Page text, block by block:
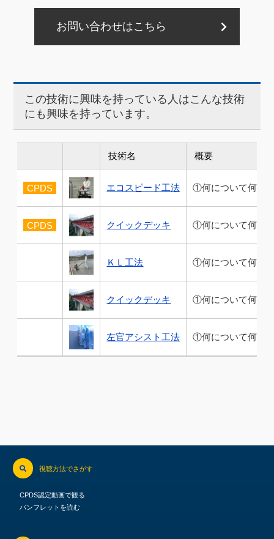
お問い合わせはこちら
この技術に興味を持っている人はこんな技術
にも興味を持っています。
技術名 概要
CPDS エコスピード工法 ①何について何を
CPDS クイックデッキ ①何について何を
ＫＬ工法 ①何について何を
クイックデッキ ①何について何を
左官アシスト工法 ①何について何を
視聴方法でさがす
CPDS認定動画で観る
パンフレットを読む